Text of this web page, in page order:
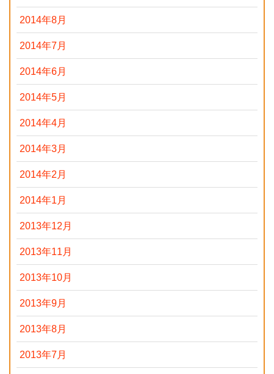
2014年8月
2014年7月
2014年6月
2014年5月
2014年4月
2014年3月
2014年2月
2014年1月
2013年12月
2013年11月
2013年10月
2013年9月
2013年8月
2013年7月